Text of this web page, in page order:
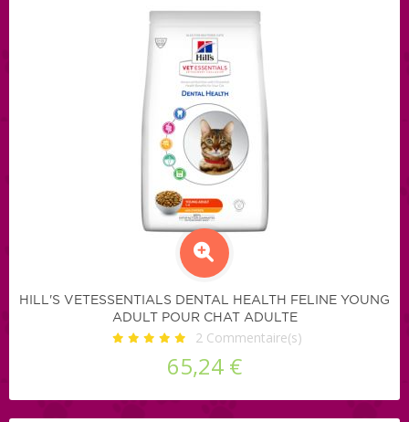
HILL'S VETESSENTIALS DENTAL HEALTH FELINE YOUNG
ADULT POUR CHAT ADULTE
2 Commentaire(s)
65,24 €